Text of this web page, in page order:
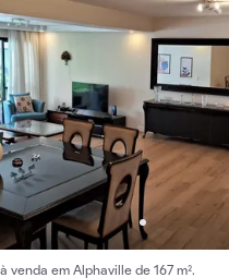
venda em Alphaville de 167 m².